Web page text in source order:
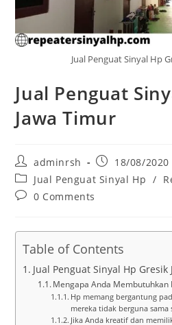
Jual Penguat Sinyal Hp
Jual Penguat
Jawa Timur
Post
author:
adminrsh
Post
published:
18/08/2020
Post
category:
Jual Penguat Sinyal Hp /
Post0 Comments
Table of Contents
Jual Penguat Sinyal Hp Gresik
Mengapa Anda Membutuhkan
Hp memang bergantung
mereka tidak berguna
Jika Anda kreatif dan